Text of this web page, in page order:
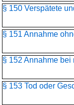
§ 150 Verspätete
§ 151 Annahme
§ 152 Annahme
§ 153 Tod oder